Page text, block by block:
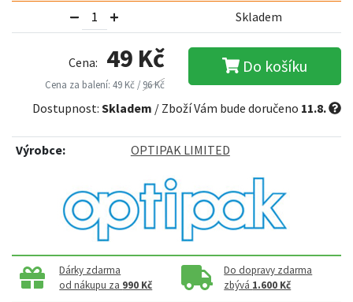
Skladem
Cena: 49 Kč
Cena za balení: 49 Kč /96 Kč
Do košíku
Dostupnost: Skladem / Zboží Vám bude doručeno 11.8.
Výrobce: OPTIPAK LIMITED
Dárky zdarma
od nákupu za 990 Kč
Do dopravy zdarma
zbývá 1.600 Kč